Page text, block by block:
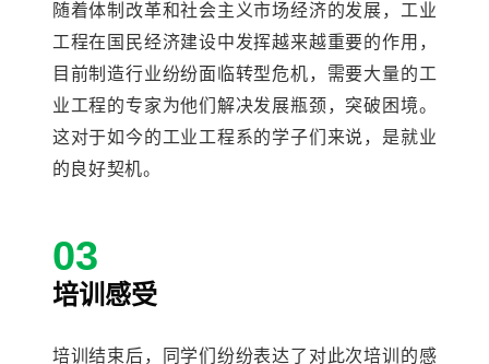
随着体制改革和社会主义市场经济的发展，工业
工程在国民经济建设中发挥越来越重要的作用，
目前制造行业纷纷面临转型危机，需要大量的工
业工程的专家为他们解决发展瓶颈，突破困境。
这对于如今的工业工程系的学子们来说，是就业
的良好契机。
03
培训感受
培训结束后，同学们纷纷表达了对此次培训的感